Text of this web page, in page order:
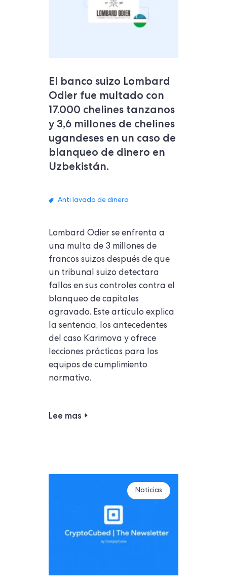
El banco suizo Lombard
Odier fue multado con
17.000 chelines tanzanos
y 3,6 millones de chelines
ugandeses en un caso de
blanqueo de dinero en
Uzbekistán.
Anti lavado de dinero
Lombard Odier se enfrenta a
una multa de 3 millones de
francos suizos después de que
un tribunal suizo detectara
fallos en sus controles contra el
blanqueo de capitales
agravado. Este artículo explica
la sentencia, los antecedentes
del caso Karimova y ofrece
lecciones prácticas para los
equipos de cumplimiento
normativo.
Lee mas
Noticias